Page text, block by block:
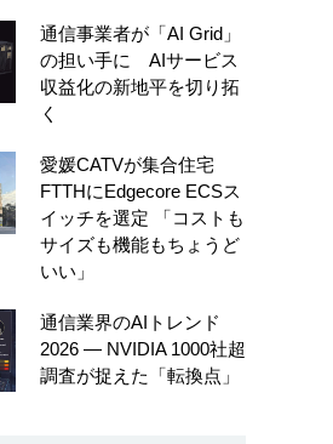
通信事業者が「AI Grid」
の担い手に AIサービス
収益化の新地平を切り拓
く
愛媛CATVが集合住宅
FTTHにEdgecore ECSス
イッチを選定 「コストも
サイズも機能もちょうど
いい」
通信業界のAIトレンド
2026 ― NVIDIA 1000社超
調査が捉えた「転換点」